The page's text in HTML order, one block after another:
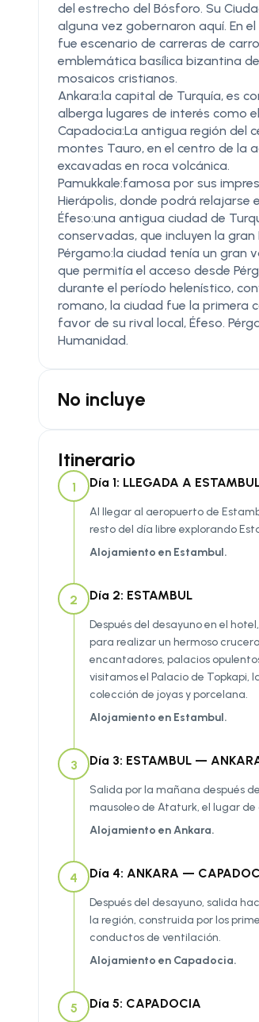
del estrecho del Bósforo. Su
alguna vez gobernaron aquí. En
fue escenario de carreras de
emblemática basílica bizantina
mosaicos cristianos.
Ankara:la capital de Turquía, es
alberga lugares de interés como
Capadocia:La antigua región del
montes Tauro, en el centro de la
excavadas en roca volcánica.
Pamukkale:famosa por sus
Hierápolis, donde podrá
Éfeso:una antigua ciudad de
conservadas, que incluyen la
Pérgamo:la ciudad tenía un gran
que permitía el acceso desde
durante el período helenístico,
romano, la ciudad fue la primera
favor de su rival local, Éfeso.
Humanidad.
No incluye
Itinerario
1 Día 1: LLEGADA A
Al llegar al aeropuerto de
resto del día libre explorando
Alojamiento en Estambul.
2 Día 2: ESTAMBUL
Después del desayuno en el
para realizar un hermoso
encantadores, palacios
visitamos el Palacio de Topkapi,
colección de joyas y porcelana.
Alojamiento en Estambul.
3 Día 3: ESTAMBUL —
Salida por la mañana después
mausoleo de Ataturk, el lugar
Alojamiento en Ankara.
4 Día 4: ANKARA —
Después del desayuno, salida
la región, construida por los
conductos de ventilación.
Alojamiento en Capadocia.
5 Día 5: CAPADOCIA